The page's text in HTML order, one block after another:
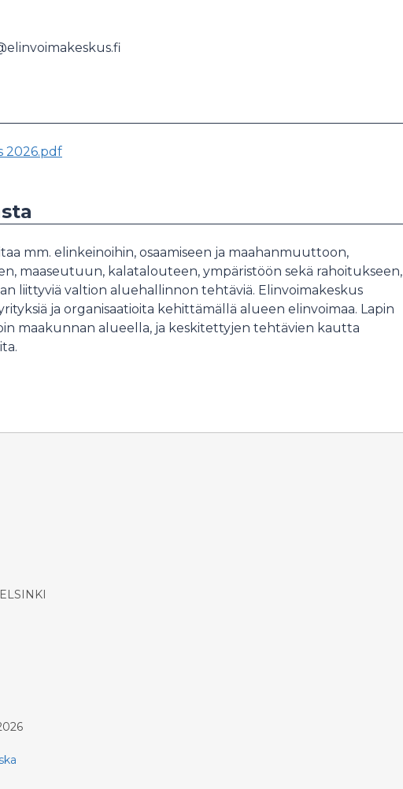
2026.pdf
mm. elinkeinoihin, osaamiseen ja maahanmuuttoon,
maaseutuun, kalatalouteen, ympäristöön sekä rahoitukseen,
liittyviä valtion aluehallinnon tehtäviä. Elinvoimakeskus
ja organisaatioita kehittämällä alueen elinvoimaa. Lapin
maakunnan alueella, ja keskitettyjen tehtävien kautta